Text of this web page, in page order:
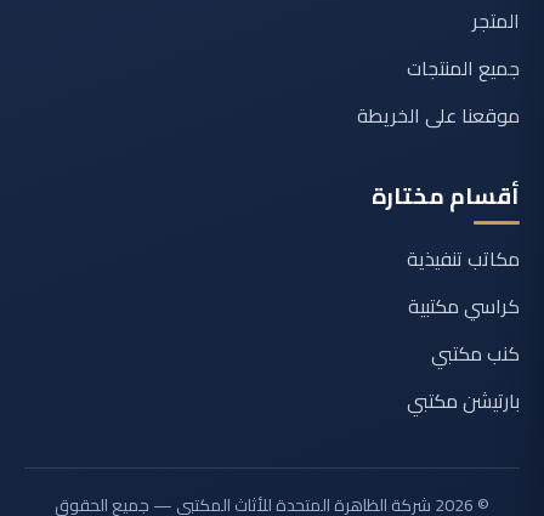
المتجر
جميع المنتجات
موقعنا على الخريطة
أقسام مختارة
مكاتب تنفيذية
كراسي مكتبية
كنب مكتبي
بارتيشن مكتبي
© 2026 شركة الظاهرة المتحدة للأثاث المكتبي — جميع الحقوق